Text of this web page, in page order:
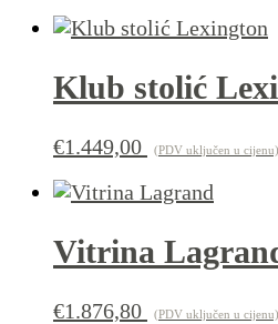
Klub stolić
€1.449,00 (PDV uključen u cijenu)
Vitrina
€1.876,80 (PDV uključen u cijenu)